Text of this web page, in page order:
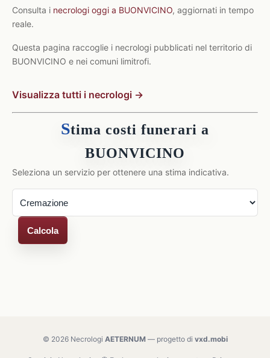
Consulta i necrologi oggi a BUONVICINO, aggiornati in tempo
reale.
Questa pagina raccoglie i necrologi pubblicati nel territorio di
BUONVICINO e nei comuni limitrofi.
Visualizza tutti i necrologi →
Stima costi funerari a
BUONVICINO
Seleziona un servizio per ottenere una stima indicativa.
Calcola
© 2026 Necrologi AETERNUM— progetto di vxd.mobi